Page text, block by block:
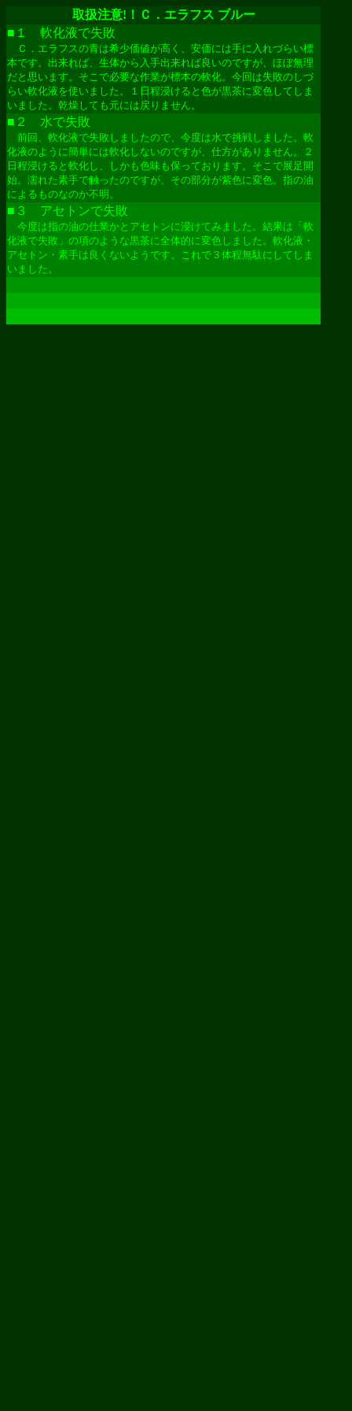
取扱注意!！Ｃ．エラフス ブルー
■１ 軟化液で失敗
Ｃ．エラフスの青は希少価値が高く、安価には手に入れづらい標
本です。出来れば、生体から入手出来れば良いのですが、ほぼ無理
だと思います。そこで必要な作業が標本の軟化。今回は失敗のしづ
らい軟化液を使いました。１日程浸けると色が黒茶に変色してしま
いました。乾燥しても元には戻りません。
■２ 水で失敗
前回、軟化液で失敗しましたので、今度は水で挑戦しました。軟
化液のように簡単には軟化しないのですが、仕方がありません。２
日程浸けると軟化し、しかも色味も保っております。そこで展足開
始。濡れた素手で触ったのですが、その部分が紫色に変色。指の油
によるものなのか不明。
■３ アセトンで失敗
今度は指の油の仕業かとアセトンに浸けてみました。結果は「軟
化液で失敗」の項のような黒茶に全体的に変色しました。軟化液・
アセトン・素手は 良く ないようです。これで３体程無駄にしてしま
いました。